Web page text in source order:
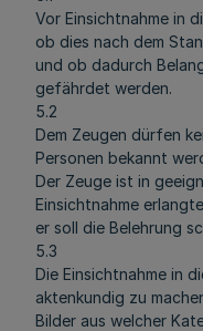
Vor Einsichtnahme in
ob dies nach dem
und ob dadurch
gefährdet werden.
5.2
Dem Zeugen dürfen
Personen bekannt
Der Zeuge ist in
Einsichtnahme
er soll die Belehrung
5.3
Die Einsichtnahme in
aktenkundig zu
Bilder aus welcher